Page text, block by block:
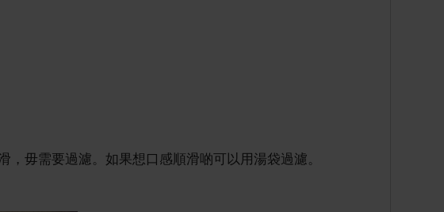
毋需要過濾。如果想口感順滑啲可以用湯袋過濾。